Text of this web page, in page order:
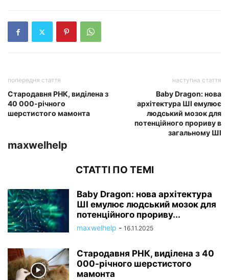
попередня стаття
Стародавня РНК, виділена з
40 000-річного
шерстистого мамонта
наступна стаття
Baby Dragon: нова
архітектура ШІ емулює
людський мозок для
потенційного прориву в
загальному ШІ
maxwelhelp
СТАТТІ ПО ТЕМІ
Baby Dragon: нова архітектура
ШІ емулює людський мозок для
потенційного прориву...
maxwelhelp - 16.11.2025
Стародавня РНК, виділена з 40
000-річного шерстистого
мамонта